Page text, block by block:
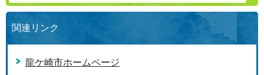
関連リンク
龍ケ崎市ホームページ